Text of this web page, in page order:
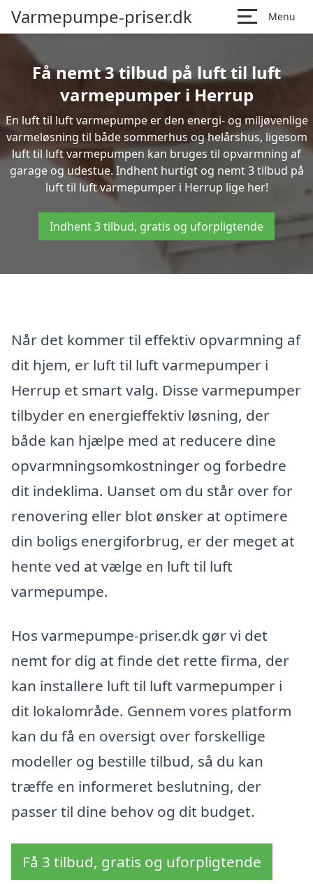
Varmepumpe-priser.dk Menu
Få nemt 3 tilbud på luft til luft
varmepumper i Herrup
En luft til luft varmepumpe er den energi- og miljøvenlige
varmeløsning til både sommerhus og helårshus, ligesom
luft til luft varmepumpen kan bruges til opvarmning af
garage og udestue. Indhent hurtigt og nemt 3 tilbud på
luft til luft varmepumper i Herrup lige her!
Indhent 3 tilbud, gratis og uforpligtende
Når det kommer til effektiv opvarmning af
dit hjem, er luft til luft varmepumper i
Herrup et smart valg. Disse varmepumper
tilbyder en energieffektiv løsning, der
både kan hjælpe med at reducere dine
opvarmningsomkostninger og forbedre
dit indeklima. Uanset om du står over for
renovering eller blot ønsker at optimere
din boligs energiforbrug, er der meget at
hente ved at vælge en luft til luft
varmepumpe.
Hos varmepumpe-priser.dk gør vi det
nemt for dig at finde det rette firma, der
kan installere luft til luft varmepumper i
dit lokalområde. Gennem vores platform
kan du få en oversigt over forskellige
modeller og bestille tilbud, så du kan
træffe en informeret beslutning, der
passer til dine behov og dit budget.
Få 3 tilbud, gratis og uforpligtende